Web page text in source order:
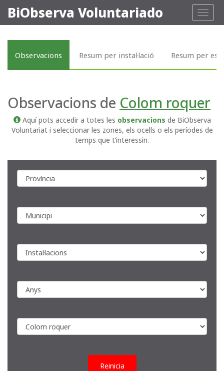
Toggle
BiObserva Voluntariado
Observacions Resum per instal·lació Resum per
Observacions de Colom roquer
Aquí pots accedir a totes les observacions de BiObserva
Voluntariat i seleccionar les zones, els ocells o els períodes de
temps que t’interessin.
Reinicia